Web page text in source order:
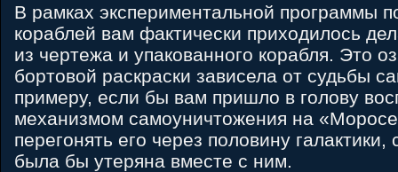
В рамках экспериментальной программы
кораблей вам фактически приходилось
из чертежа и упакованного корабля. Это
бортовой раскраски зависела от судьбы
примеру, если бы вам пришло в голову
механизмом самоуничтожения на
перегонять его через половину галактики,
была бы утеряна вместе с ним.